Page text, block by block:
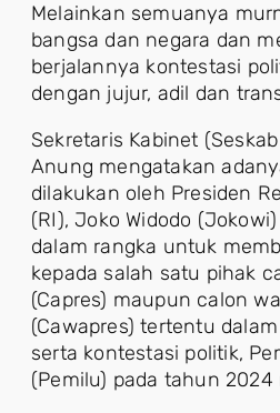
Melainkan semuanya
bangsa dan negara dan
berjalannya kontestasi
dengan jujur, adil dan
Sekretaris Kabinet
Anung mengatakan
dilakukan oleh Presiden
(RI), Joko Widodo
dalam rangka untuk
kepada salah satu pihak
(Capres) maupun calon
(Cawapres) tertentu
serta kontestasi politik,
(Pemilu) pada tahun 2024